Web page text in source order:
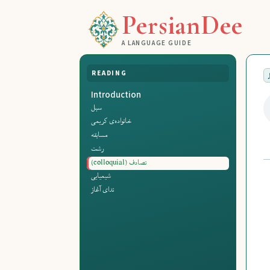
PersianDee
A LANGUAGE GUIDE
READING
Introduction
سبل
خانواده‌ی کریمی
مسابقه
رشت
تصادف (colloquial)
شیمیایی
ندای آغاز